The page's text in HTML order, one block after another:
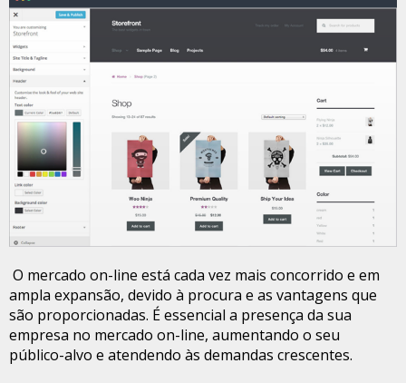
O mercado on-line está cada vez mais concorrido e em
ampla expansão, devido à procura e as vantagens que
são proporcionadas. É essencial a presença da sua
empresa no mercado on-line, aumentando o seu
público-alvo e atendendo às demandas crescentes.